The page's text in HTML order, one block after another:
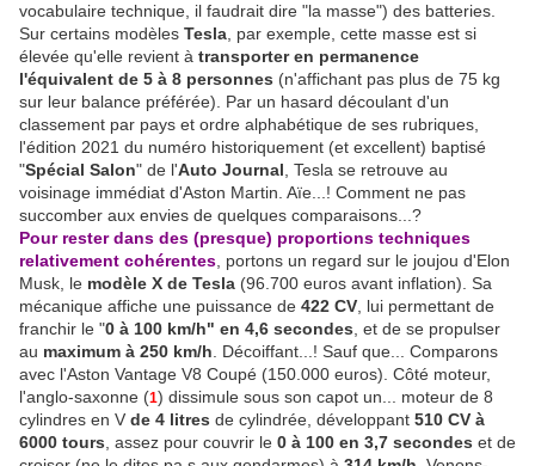
vocabulaire technique, il faudrait dire "la masse") des batteries.
Sur certains modèles Tesla , par exemple, cette masse est si
élevée qu'elle revient à transporter en permanence
l'équivalent de 5 à 8 personnes (n'affichant pas plus de 75 kg
sur leur balance préférée). Par un hasard découlant d'un
classement par pays et ordre alphabétique de ses rubriques,
l'édition 2021 du numéro historiquement (et excellent) baptisé
"Spécial Salon" de l'Auto Journal , Tesla se retrouve au
voisinage immédiat d'Aston Martin. Aïe...! Comment ne pas
succomber aux envies de quelques comparaisons...?
Pour rester dans des (presque) proportions techniques
relativement cohérentes , portons un regard sur le joujou d'Elon
Musk, le modèle X de Tesla (96.700 euros avant inflation). Sa
mécanique affiche une puissance de 422 CV , lui permettant de
franchir le "0 à 100 km/h" en 4,6 secondes , et de se propulser
au maximum à 250 km/h . Décoiffant...! Sauf que... Comparons
avec l'Aston Vantage V8 Coupé (150.000 euros). Côté moteur,
l'anglo-saxonne (1) dissimule sous son capot un... moteur de 8
cylindres en V de 4 litres de cylindrée, développant 510 CV à
6000 tours , assez pour couvrir le 0 à 100 en 3,7 secondes et de